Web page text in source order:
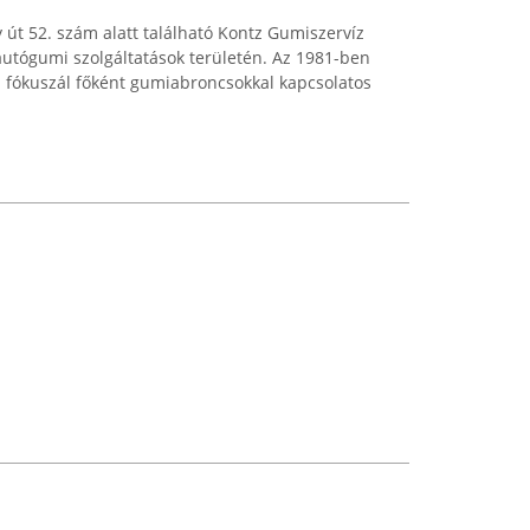
út 52. szám alatt található Kontz Gumiszervíz
szolgáltatások területén. Az 1981-ben
főként gumiabroncsokkal kapcsolatos